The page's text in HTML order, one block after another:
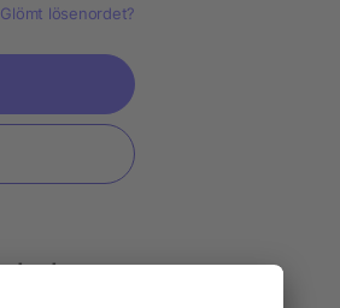
Glömt lösenordet?